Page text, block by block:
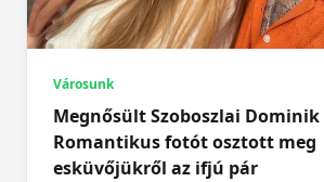
Városunk
Megnősült Szoboszlai Dominik
Romantikus fotót osztott meg
esküvőjükről az ifjú pár